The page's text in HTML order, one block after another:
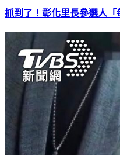
抓到了！彰化里長參選人